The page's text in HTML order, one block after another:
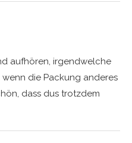
aufhören, irgendwelche
die Packung anderes
dass dus trotzdem